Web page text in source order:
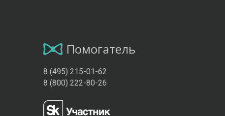
Помогатель
8 (495) 215-01-62
8 (800) 222-80-26